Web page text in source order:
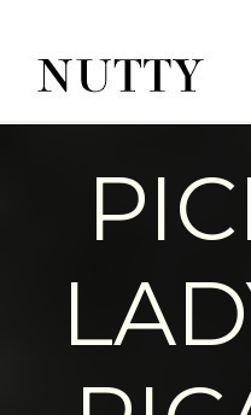
content
NUTTY
NUTTY
WEBSITE